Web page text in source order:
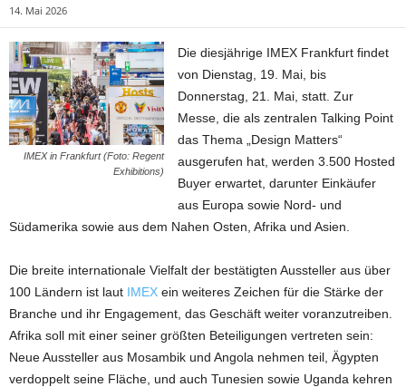
14. Mai 2026
IMEX in Frankfurt (Foto: Regent
Exhibitions)
Die diesjährige IMEX Frankfurt findet
von Dienstag, 19. Mai, bis
Donnerstag, 21. Mai, statt. Zur
Messe, die als zentralen Talking Point
das Thema „Design Matters“
ausgerufen hat, werden 3.500 Hosted
Buyer erwartet, darunter Einkäufer
aus Europa sowie Nord- und
Südamerika sowie aus dem Nahen Osten, Afrika und Asien.
Die breite internationale Vielfalt der bestätigten Aussteller aus über
100 Ländern ist laut IMEX ein weiteres Zeichen für die Stärke der
Branche und ihr Engagement, das Geschäft weiter voranzutreiben.
Afrika soll mit einer seiner größten Beteiligungen vertreten sein:
Neue Aussteller aus Mosambik und Angola nehmen teil, Ägypten
verdoppelt seine Fläche, und auch Tunesien sowie Uganda kehren